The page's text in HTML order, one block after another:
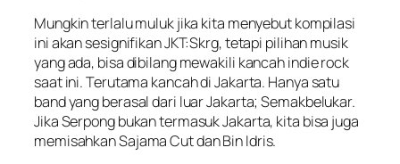
Mungkin terlalu muluk jika kita menyebut kompilasi
ini akan sesignifikan JKT:Skrg, tetapi pilihan musik
yang ada, bisa dibilang mewakili kancah indie rock
saat ini. Terutama kancah di Jakarta. Hanya satu
band yang berasal dari luar Jakarta; Semakbelukar.
Jika Serpong bukan termasuk Jakarta, kita bisa juga
memisahkan Sajama Cut dan Bin Idris.